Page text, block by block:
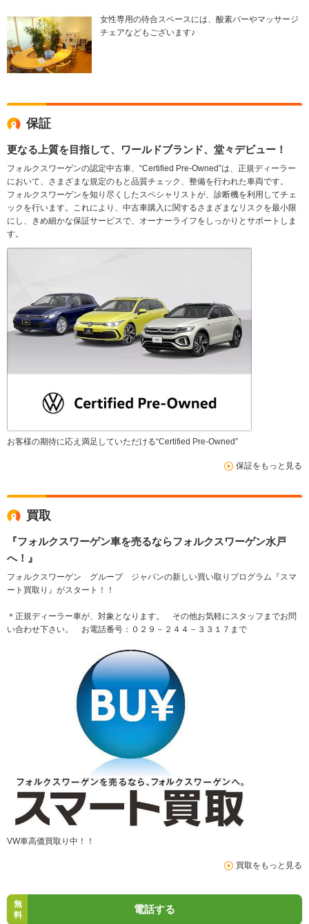
女性専用の待合スペースには、酸素バーやマッサージ
チェアなどもございます♪
保証
更なる上質を目指して、ワールドブランド、堂々デビュー！
フォルクスワーゲンの認定中古車、“Certified Pre-Owned”は、正規ディーラー
において、さまざまな規定のもと品質チェック、整備を行われた車両です。
フォルクスワーゲンを知り尽くしたスペシャリストが、診断機を利用してチェ
ックを行います。これにより、中古車購入に関するさまざまなリスクを最小限
にし、きめ細かな保証サービスで、オーナーライフをしっかりとサポートしま
す。
お客様の期待に応え満足していただける“Certified Pre-Owned”
保証をもっと見る
買取
『フォルクスワーゲン車を売るならフォルクスワーゲン水戸
へ！』
フォルクスワーゲン グループ ジャパンの新しい買い取りプログラム『スマ
ート買取り』がスタート！！
＊正規ディーラー車が、対象となります。 その他お気軽にスタッフまでお問
い合わせ下さい。 お電話番号：０２９－２４４－３３１７まで
VW車高価買取り中！！
買取をもっと見る
無
料
電話する